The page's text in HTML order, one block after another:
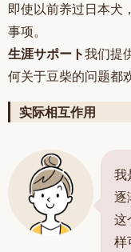
即使以前养过日本犬
事项。
生涯サポート我们提
何关于豆柴的问题都
实际相互作用
我
逐
这
样